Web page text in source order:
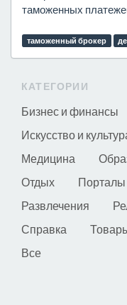
таможенных
таможенный брокер
КАТЕГОРИИ
Бизнес и финансы
Искусство и
Медицина
Отдых
Порталы
Развлечения
Справка
Все